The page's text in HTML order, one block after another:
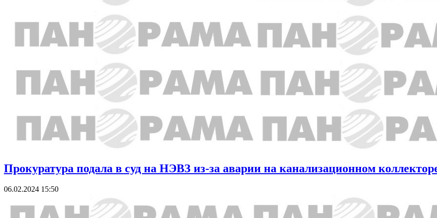
Прокуратура подала в суд на НЭВЗ из-за аварии на канализационном
06.02.2024 15:50